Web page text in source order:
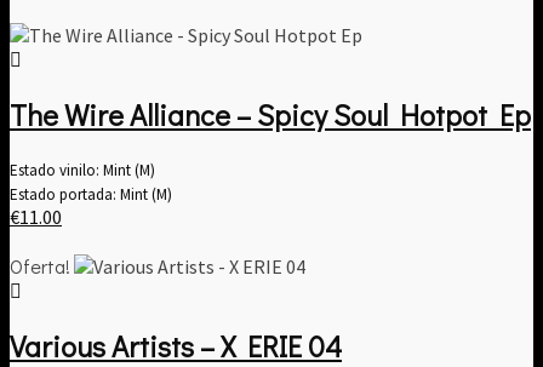
The Wire Alliance – Spicy Soul Hotpot Ep
Estado vinilo: Mint (M)
Estado portada: Mint (M)
€11.00
Oferta!
Various Artists – X ERIE 04